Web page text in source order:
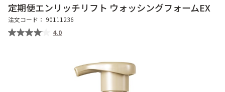
スキンケア
商品カテゴリーから探す
定期便エンリッチリフト ウォッシングフォームEX
注文コード： 90111236
4.0